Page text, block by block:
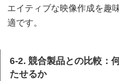
エイティブな映像作成を趣
適です。
6-2. 競合製品との比較：
たせるか